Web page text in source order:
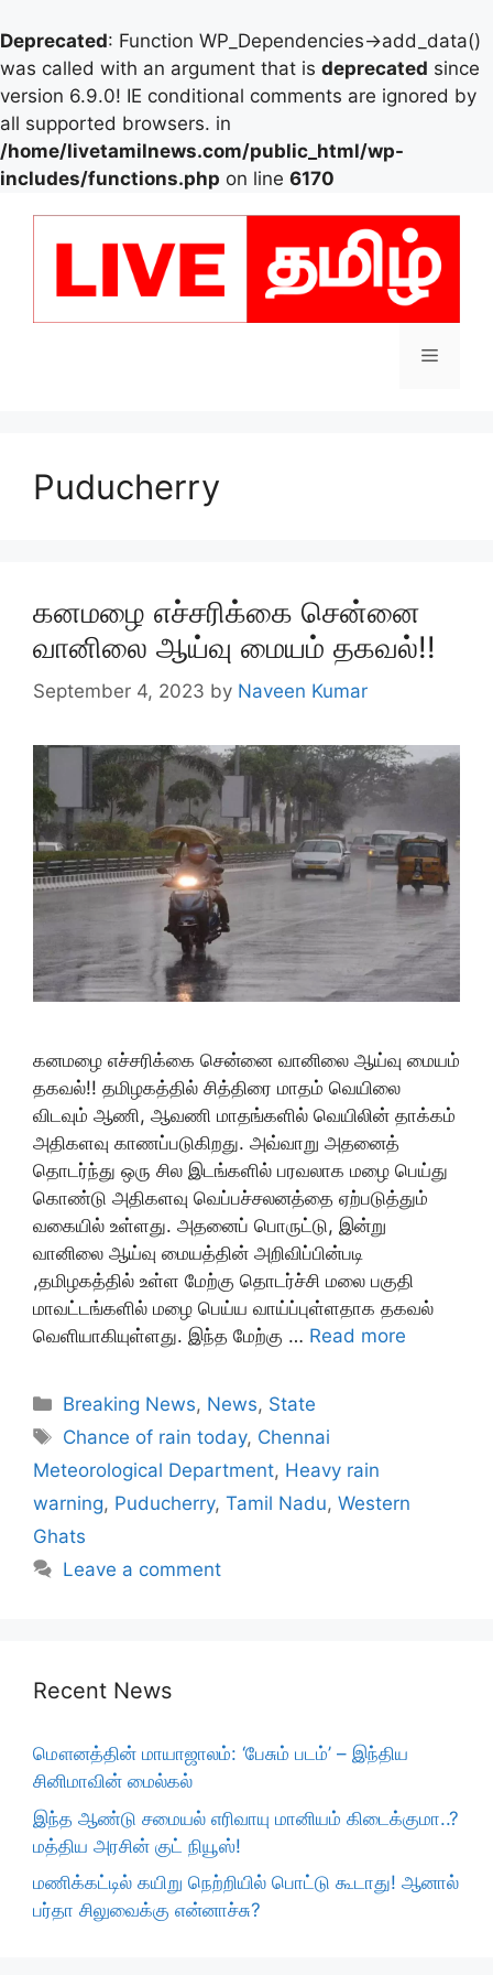
Deprecated: Function WP_Dependencies->add_data()
was called with an argument that is deprecated since
version 6.9.0! IE conditional comments are ignored by
all supported browsers. in
/home/livetamilnews.com/public_html/wp-
includes/functions.php on line 6170
Menu
Puducherry
கனமழை எச்சரிக்கை சென்னை
வானிலை ஆய்வு மையம் தகவல்!!
September 4, 2023 by Naveen Kumar
கனமழை எச்சரிக்கை சென்னை வானிலை ஆய்வு மையம்
தகவல்!! தமிழகத்தில் சித்திரை மாதம் வெயிலை
விடவும் ஆணி, ஆவணி மாதங்களில் வெயிலின் தாக்கம்
அதிகளவு காணப்படுகிறது. அவ்வாறு அதனைத்
தொடர்ந்து ஒரு சில இடங்களில் பரவலாக மழை பெய்து
கொண்டு அதிகளவு வெப்பச்சலனத்தை ஏற்படுத்தும்
வகையில் உள்ளது. அதனைப் பொருட்டு, இன்று
வானிலை ஆய்வு மையத்தின் அறிவிப்பின்படி
,தமிழகத்தில் உள்ள மேற்கு தொடர்ச்சி மலை பகுதி
மாவட்டங்களில் மழை பெய்ய வாய்ப்புள்ளதாக தகவல்
வெளியாகியுள்ளது. இந்த மேற்கு … Read more
Categories
Breaking News, News, State
Tags
Chance of rain today, Chennai
Meteorological Department, Heavy rain
warning, Puducherry, Tamil Nadu, Western
Ghats
Leave a comment
Recent News
மௌனத்தின் மாயாஜாலம்: ‘பேசும் படம்’ – இந்திய
சினிமாவின் மைல்கல்
இந்த ஆண்டு சமையல் எரிவாயு மானியம் கிடைக்குமா..?
மத்திய அரசின் குட் நியூஸ்!
மணிக்கட்டில் கயிறு நெற்றியில் பொட்டு கூடாது! ஆனால்
பர்தா சிலுவைக்கு என்னாச்சு?